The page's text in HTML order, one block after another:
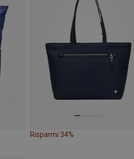
Risparmi 34%